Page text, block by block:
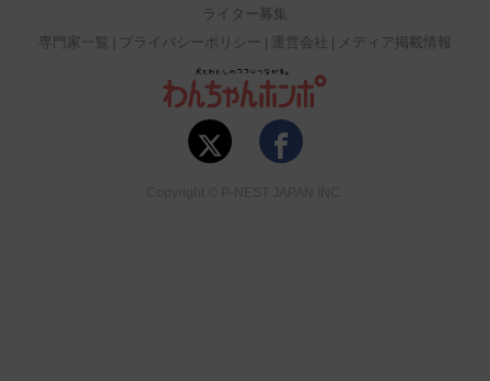
ライター募集
専門家一覧
プライバシーポリシー 運営会社 メディア掲載情報